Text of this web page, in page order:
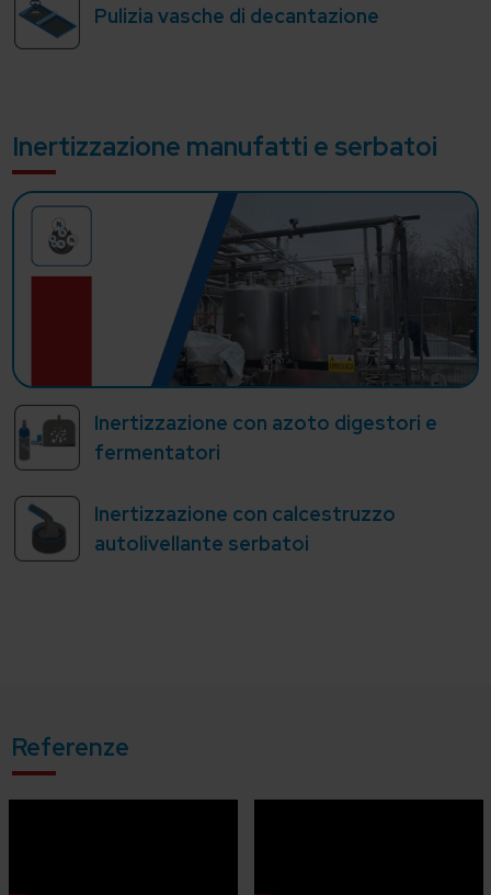
Pulizia vasche di decantazione
Inertizzazione manufatti e serbatoi
Inertizzazione con azoto digestori e
fermentatori
Inertizzazione con calcestruzzo
autolivellante serbatoi
Referenze